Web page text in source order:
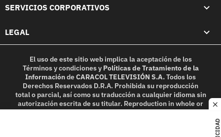
SERVICIOS CORPORATIVOS
LEGAL
El uso de este sitio web implica la aceptación de los
Términos y condicionesy Políticas de Tratamiento de la
InformacióndeCARACOL TELEVISIÓN S.A.Todos los
Derechos Reservados D.R.A. Prohibida su reproducción
total o parcial, así como su traducción a cualquier idioma sin
autorización escrita de su titular. Reproduction in whole or
in part, or translation without written permission is